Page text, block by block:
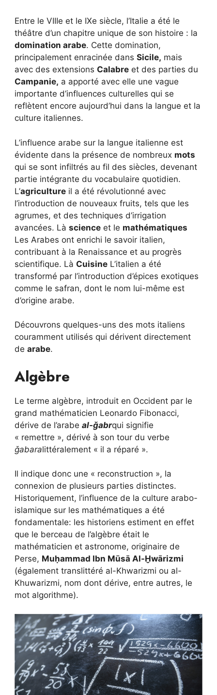
Entre le VIIIe et le IXe siècle, l’Italie a été le
théâtre d’un chapitre unique de son histoire : la
domination arabe. Cette domination,
principalement enracinée dans Sicile, mais
avec des extensions Calabre et des parties du
Campanie, a apporté avec elle une vague
importante d’influences culturelles qui se
reflètent encore aujourd’hui dans la langue et la
culture italiennes.
L’influence arabe sur la langue italienne est
évidente dans la présence de nombreux mots
qui se sont infiltrés au fil des siècles, devenant
partie intégrante du vocabulaire quotidien.
L’agriculture il a été révolutionné avec
l’introduction de nouveaux fruits, tels que les
agrumes, et des techniques d’irrigation
avancées. Là science et le mathématiques
Les Arabes ont enrichi le savoir italien,
contribuant à la Renaissance et au progrès
scientifique. Là Cuisine L’italien a été
transformé par l’introduction d’épices exotiques
comme le safran, dont le nom lui-même est
d’origine arabe.
Découvrons quelques-uns des mots italiens
couramment utilisés qui dérivent directement
de arabe.
Algèbre
Le terme algèbre, introduit en Occident par le
grand mathématicien Leonardo Fibonacci,
dérive de l’arabe al-ǧabrqui signifie
« remettre », dérivé à son tour du verbe
ǧabaralittéralement « il a réparé ».
Il indique donc une « reconstruction », la
connexion de plusieurs parties distinctes.
Historiquement, l’influence de la culture arabo-
islamique sur les mathématiques a été
fondamentale: les historiens estiment en effet
que le berceau de l’algèbre était le
mathématicien et astronome, originaire de
Perse, Muḥammad Ibn Mūsā Al-Ḫwārizmi
(également translittéré al-Khwarizmi ou al-
Khuwarizmi, nom dont dérive, entre autres, le
mot algorithme).